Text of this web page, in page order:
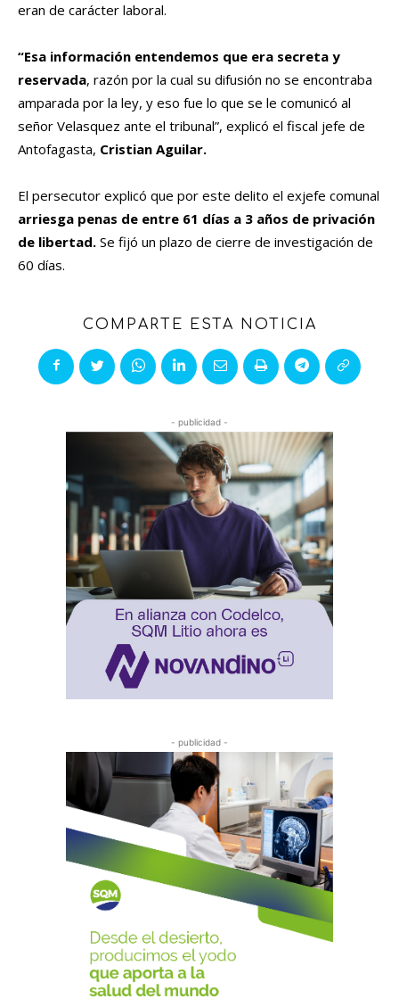
eran de carácter laboral.
“Esa información entendemos que era secreta y
reservada, razón por la cual su difusión no se encontraba
amparada por la ley, y eso fue lo que se le comunicó al
señor Velasquez ante el tribunal”, explicó el fiscal jefe de
Antofagasta, Cristian Aguilar.
El persecutor explicó que por este delito el exjefe comunal
arriesga penas de entre 61 días a 3 años de privación
de libertad. Se fijó un plazo de cierre de investigación de
60 días.
COMPARTE ESTA NOTICIA
- publicidad -
- publicidad -